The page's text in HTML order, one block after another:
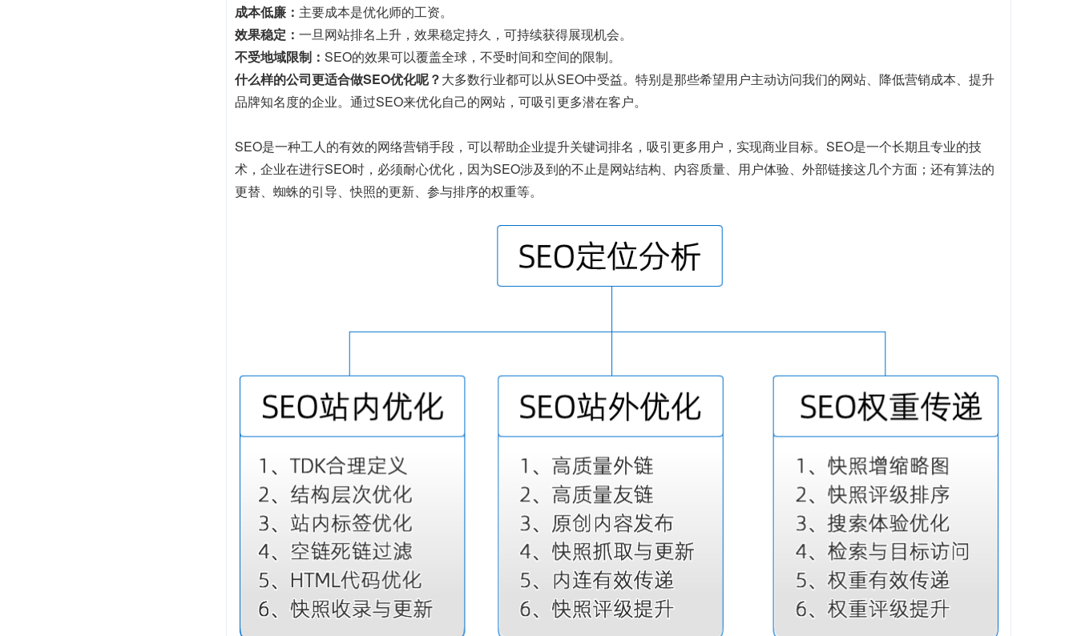
成本低廉： 主要成本是优化师的工资。
效果稳定： 一旦网站排名上升，效果稳定持久，可持续获得展现机会。
不受地域限制： SEO的效果可以覆盖全球，不受时间和空间的限制。
什么样的公司更适合做SEO优化呢？大多数行业都可以从SEO中受益。特别是那些希望用户主动访问我们的网站、降低营销成本、提升
品牌知名度的企业。通过SEO来优化自己的网站，可吸引更多潜在客户。
SEO是一种工人的有效的网络营销手段，可以帮助企业提升关键词排名，吸引更多用户，实现商业目标。SEO是一个长期且专业的技
术，企业在进行SEO时，必须耐心优化，因为SEO涉及到的不止是网站结构、内容质量、用户体验、外部链接这几个方面；还有算法的
更替、蜘蛛的引导、快照的更新、参与排序的权重等。